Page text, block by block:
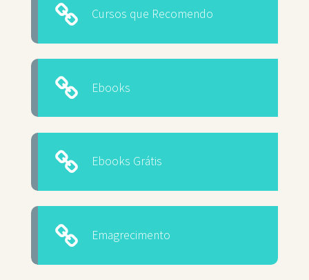
Cursos que Recomendo
Ebooks
Ebooks Grátis
Emagrecimento